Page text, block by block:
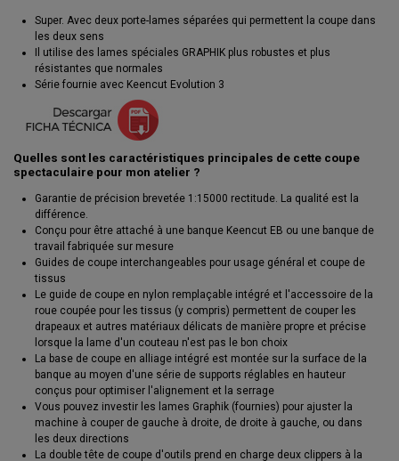
Super. Avec deux porte-lames séparées qui permettent la coupe dans
les deux sens
Il utilise des lames spéciales GRAPHIK plus robustes et plus
résistantes que normales
Série fournie avec Keencut Evolution 3
Quelles sont les caractéristiques principales de cette coupe
spectaculaire pour mon atelier ?
Garantie de précision brevetée 1:15000 rectitude. La qualité est la
différence.
Conçu pour être attaché à une banque Keencut EB ou une banque de
travail fabriquée sur mesure
Guides de coupe interchangeables pour usage général et coupe de
tissus
Le guide de coupe en nylon remplaçable intégré et l'accessoire de la
roue coupée pour les tissus (y compris) permettent de couper les
drapeaux et autres matériaux délicats de manière propre et précise
lorsque la lame d'un couteau n'est pas le bon choix
La base de coupe en alliage intégré est montée sur la surface de la
banque au moyen d'une série de supports réglables en hauteur
conçus pour optimiser l'alignement et la serrage
Vous pouvez investir les lames Graphik (fournies) pour ajuster la
machine à couper de gauche à droite, de droite à gauche, ou dans
les deux directions
La double tête de coupe d'outils prend en charge deux clippers à la